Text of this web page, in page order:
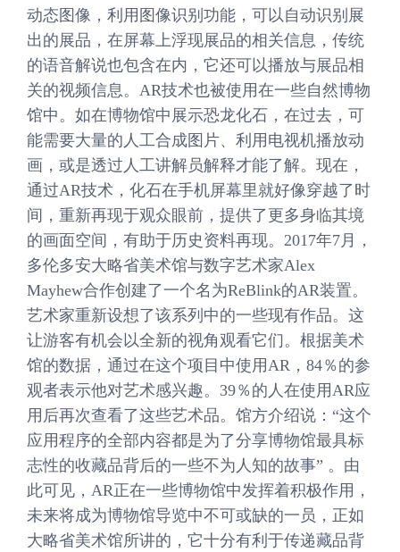
动态图像，利用图像识别功能，可以自动识别展
出的展品，在屏幕上浮现展品的相关信息，传统
的语音解说也包含在内，它还可以播放与展品相
关的视频信息。AR技术也被使用在一些自然博物
馆中。如在博物馆中展示恐龙化石，在过去，可
能需要大量的人工合成图片、利用电视机播放动
画，或是透过人工讲解员解释才能了解。现在，
通过AR技术，化石在手机屏幕里就好像穿越了时
间，重新再现于观众眼前，提供了更多身临其境
的画面空间，有助于历史资料再现。2017年7月，
多伦多安大略省美术馆与数字艺术家Alex
Mayhew合作创建了一个名为ReBlink的AR装置。
艺术家重新设想了该系列中的一些现有作品。这
让游客有机会以全新的视角观看它们。根据美术
馆的数据，通过在这个项目中使用AR，84％的参
观者表示他对艺术感兴趣。39％的人在使用AR应
用后再次查看了这些艺术品。馆方介绍说：“这个
应用程序的全部内容都是为了分享博物馆最具标
志性的收藏品背后的一些不为人知的故事” 。由
此可见，AR正在一些博物馆中发挥着积极作用，
未来将成为博物馆导览中不可或缺的一员，正如
大略省美术馆所讲的，它十分有利于传递藏品背